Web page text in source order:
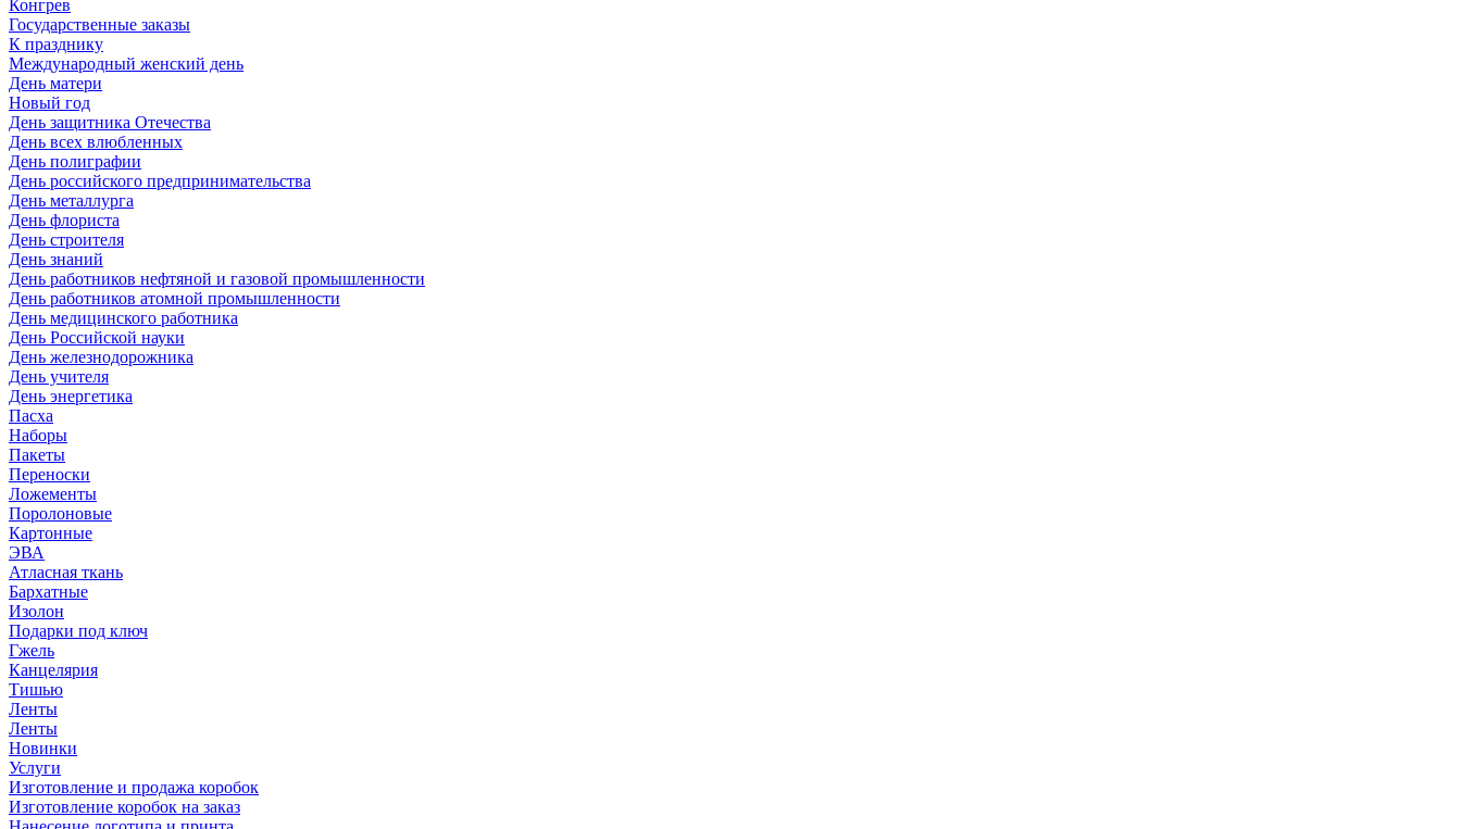
Конгрев
Государственные заказы
К празднику
Международный женский день
День матери
Новый год
День защитника Отечества
День всех влюбленных
День полиграфии
День российского предпринимательства
День металлурга
День флориста
День строителя
День знаний
День работников нефтяной и газовой промышленности
День работников атомной промышленности
День медицинского работника
День Российской науки
День железнодорожника
День учителя
День энергетика
Пасха
Наборы
Пакеты
Переноски
Ложементы
Поролоновые
Картонные
ЭВА
Атласная ткань
Бархатные
Изолон
Подарки под ключ
Гжель
Канцелярия
Тишью
Ленты
Ленты
Новинки
Услуги
Изготовление и продажа коробок
Изготовление коробок на заказ